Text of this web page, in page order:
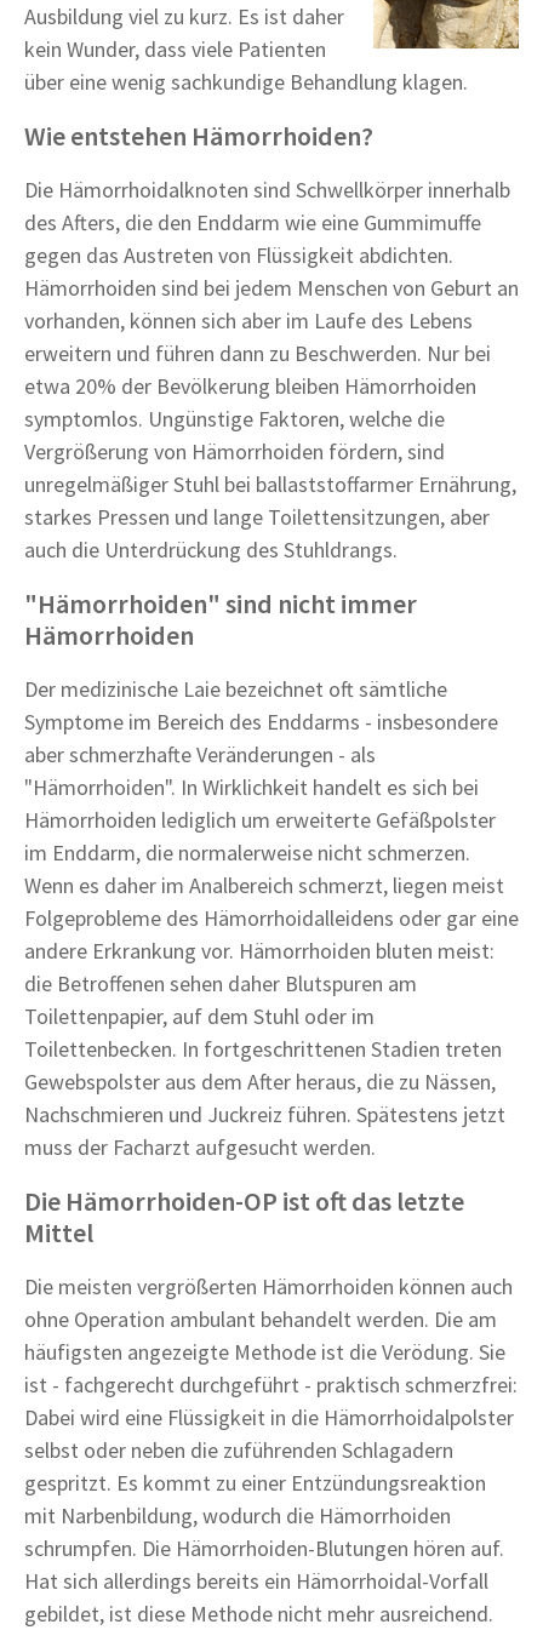
Ausbildung viel zu kurz. Es ist daher
kein Wunder, dass viele Patienten
über eine wenig sachkundige Behandlung klagen.
Wie entstehen Hämorrhoiden?
Die Hämorrhoidalknoten sind Schwellkörper innerhalb
des Afters, die den Enddarm wie eine Gummimuffe
gegen das Austreten von Flüssigkeit abdichten.
Hämorrhoiden sind bei jedem Menschen von Geburt an
vorhanden, können sich aber im Laufe des Lebens
erweitern und führen dann zu Beschwerden. Nur bei
etwa 20% der Bevölkerung bleiben Hämorrhoiden
symptomlos. Ungünstige Faktoren, welche die
Vergrößerung von Hämorrhoiden fördern, sind
unregelmäßiger Stuhl bei ballaststoffarmer Ernährung,
starkes Pressen und lange Toilettensitzungen, aber
auch die Unterdrückung des Stuhldrangs.
"Hämorrhoiden" sind nicht immer
Hämorrhoiden
Der medizinische Laie bezeichnet oft sämtliche
Symptome im Bereich des Enddarms - insbesondere
aber schmerzhafte Veränderungen - als
"Hämorrhoiden". In Wirklichkeit handelt es sich bei
Hämorrhoiden lediglich um erweiterte Gefäßpolster
im Enddarm, die normalerweise nicht schmerzen.
Wenn es daher im Analbereich schmerzt, liegen meist
Folgeprobleme des Hämorrhoidalleidens oder gar eine
andere Erkrankung vor. Hämorrhoiden bluten meist:
die Betroffenen sehen daher Blutspuren am
Toilettenpapier, auf dem Stuhl oder im
Toilettenbecken. In fortgeschrittenen Stadien treten
Gewebspolster aus dem After heraus, die zu Nässen,
Nachschmieren und Juckreiz führen. Spätestens jetzt
muss der Facharzt aufgesucht werden.
Die Hämorrhoiden-OP ist oft das letzte
Mittel
Die meisten vergrößerten Hämorrhoiden können auch
ohne Operation ambulant behandelt werden. Die am
häufigsten angezeigte Methode ist die Verödung. Sie
ist - fachgerecht durchgeführt - praktisch schmerzfrei:
Dabei wird eine Flüssigkeit in die Hämorrhoidalpolster
selbst oder neben die zuführenden Schlagadern
gespritzt. Es kommt zu einer Entzündungsreaktion
mit Narbenbildung, wodurch die Hämorrhoiden
schrumpfen. Die Hämorrhoiden-Blutungen hören auf.
Hat sich allerdings bereits ein Hämorrhoidal-Vorfall
gebildet, ist diese Methode nicht mehr ausreichend.